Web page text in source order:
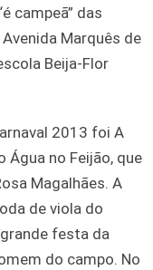
campeã” das
Marquês de
Beija-Flor
2013 foi A
Água no Feijão, que
Magalhães. A
de viola do
festa da
do campo. No